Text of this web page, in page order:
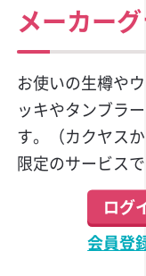
メーカー
お使いの生樽や
ッキやタンブラ
す。（カクヤス
限定のサービスで
ログ
会員登